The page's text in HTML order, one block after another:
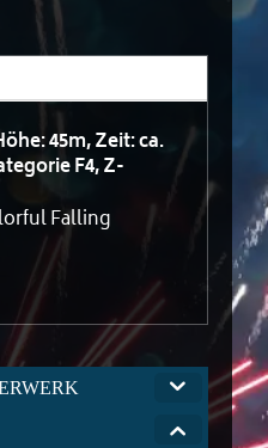
45m, Zeit: ca.
F4, Z-
Falling